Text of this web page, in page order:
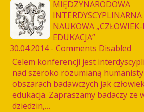
MIĘDZYNARODOWA
INTERDYSCYPLINARNA
NAUKOWA
EDUKACJA”
30.04.2014 - Comments Disabled
Celem konferencji jest
nad szeroko rozumianą
obszarach badawczych jak
edukacja. Zapraszamy badaczy ze
dziedzin,…